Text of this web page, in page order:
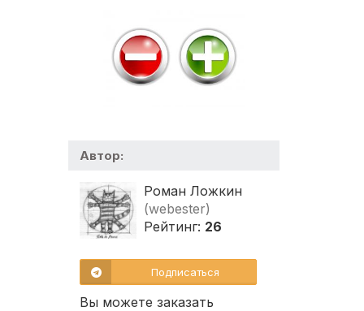
Автор:
Роман Ложкин
(webester)
Рейтинг: 26
Подписаться
Вы можете заказать